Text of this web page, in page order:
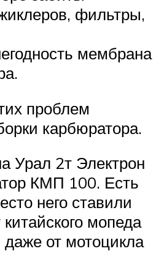
фильтры,
мембрана
проблем
карбюратора.
Урал 2т Электрон
КМП 100. Есть
него ставили
мопеда
от мотоцикла